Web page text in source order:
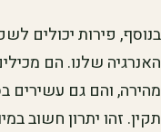
בנוסף, פירות יכולים
האנרגיה שלנו. הם
מהירה, והם גם עשירים
תקין. זהו יתרון חשוב